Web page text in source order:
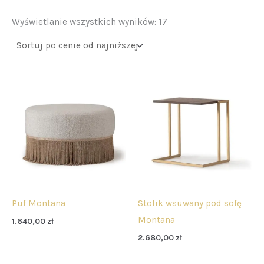
Wyświetlanie wszystkich wyników: 17
Puf Montana
1.640,00 zł
Stolik wsuwany pod sofę
Montana
2.680,00 zł